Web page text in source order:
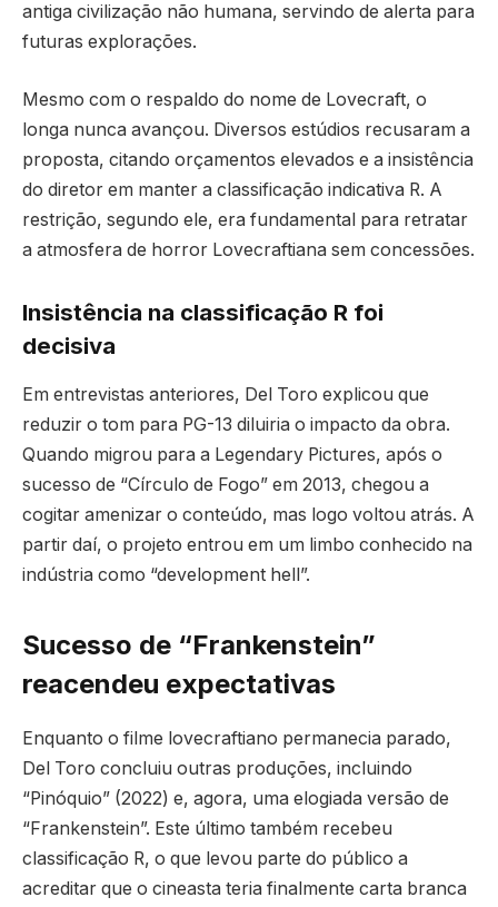
antiga civilização não humana, servindo de alerta para
futuras explorações.
Mesmo com o respaldo do nome de Lovecraft, o
longa nunca avançou. Diversos estúdios recusaram a
proposta, citando orçamentos elevados e a insistência
do diretor em manter a classificação indicativa R. A
restrição, segundo ele, era fundamental para retratar
a atmosfera de horror Lovecraftiana sem concessões.
Insistência na classificação R foi
decisiva
Em entrevistas anteriores, Del Toro explicou que
reduzir o tom para PG-13 diluiria o impacto da obra.
Quando migrou para a Legendary Pictures, após o
sucesso de “Círculo de Fogo” em 2013, chegou a
cogitar amenizar o conteúdo, mas logo voltou atrás. A
partir daí, o projeto entrou em um limbo conhecido na
indústria como “development hell”.
Sucesso de “Frankenstein”
reacendeu expectativas
Enquanto o filme lovecraftiano permanecia parado,
Del Toro concluiu outras produções, incluindo
“Pinóquio” (2022) e, agora, uma elogiada versão de
“Frankenstein”. Este último também recebeu
classificação R, o que levou parte do público a
acreditar que o cineasta teria finalmente carta branca